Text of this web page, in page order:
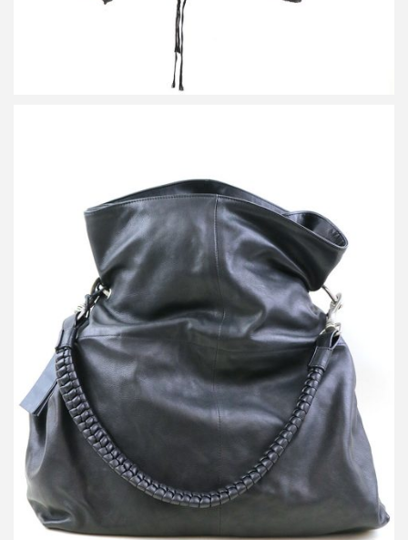
ダミールドーマ 13SS LOOK8 2WAYカーフレザーバッグ
買取金額 21,000円
詳しく見る